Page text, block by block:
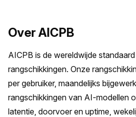
Over AICPB
AICPB is de wereldwijde
rangschikkingen. Onze
per gebruiker, maandelijks
rangschikkingen van AI-modellen
latentie, doorvoer en uptime,